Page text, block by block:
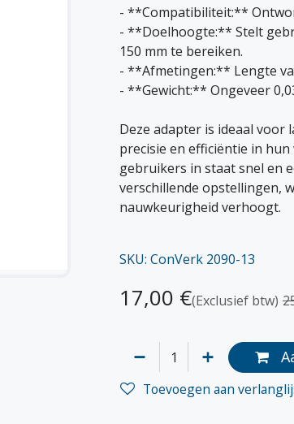
- **Compatibiliteit:**
- **Doelhoogte:** Stelt
150 mm te bereiken.
- **Afmetingen:** Lengte
- **Gewicht:** Ongeveer
Deze adapter is ideaal voor
precisie en efficiëntie in
gebruikers in staat snel en
verschillende opstellingen,
nauwkeurigheid verhoogt.
SKU: ConVerk 2090-13
17,00 €(Exclusief btw)
Toevoegen aan